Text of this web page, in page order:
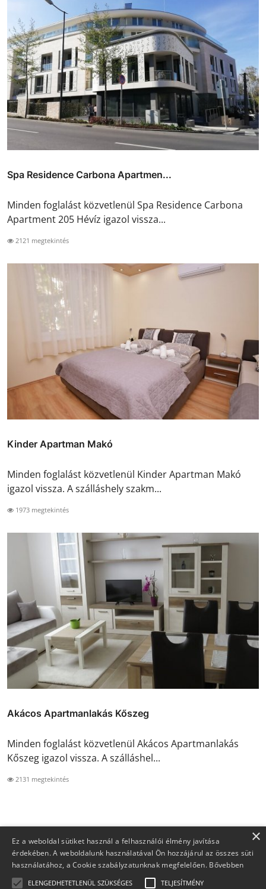
Spa Residence Carbona Apartmen...
Minden foglalást közvetlenül Spa Residence Carbona
Apartment 205 Hévíz igazol vissza...
2121 megtekintés
Kinder Apartman Makó
Minden foglalást közvetlenül Kinder Apartman Makó
igazol vissza. A szálláshely szakm...
1973 megtekintés
Akácos Apartmanlakás Kőszeg
Minden foglalást közvetlenül Akácos Apartmanlakás
Kőszeg igazol vissza. A szálláshel...
2131 megtekintés
×
Ez a weboldal sütiket használ a felhasználói élmény javítása
érdekében. A weboldalunk használatával Ön hozzájárul az összes süti
használatához, a Cookie szabályzatunknak megfelelően. Bővebben
ELENGEDHETETLENÜL SZÜKSÉGES TELJESÍTMÉNY